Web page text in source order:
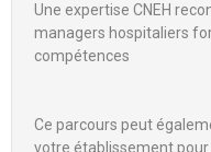
Une expertise CNEH
managers hospitaliers
compétences
Ce parcours peut
votre établissement pour